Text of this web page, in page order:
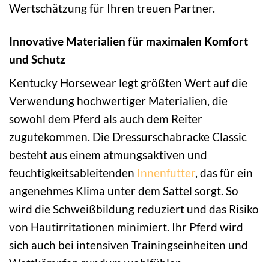
Wertschätzung für Ihren treuen Partner.
Innovative Materialien für maximalen Komfort
und Schutz
Kentucky Horsewear legt größten Wert auf die
Verwendung hochwertiger Materialien, die
sowohl dem Pferd als auch dem Reiter
zugutekommen. Die Dressurschabracke Classic
besteht aus einem atmungsaktiven und
feuchtigkeitsableitenden Innenfutter, das für ein
angenehmes Klima unter dem Sattel sorgt. So
wird die Schweißbildung reduziert und das Risiko
von Hautirritationen minimiert. Ihr Pferd wird
sich auch bei intensiven Trainingseinheiten und